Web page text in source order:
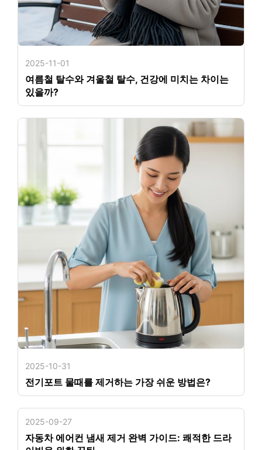
2025-11-01
여름철 탈수와 겨울철 탈수, 건강에 미치는 차이는
있을까?
2025-10-31
전기포트 물때를 제거하는 가장 쉬운 방법은?
2025-09-27
자동차 에어컨 냄새 제거 완벽 가이드: 쾌적한 드라